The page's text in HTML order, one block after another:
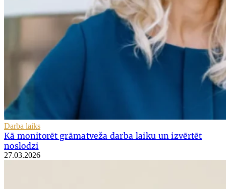
Darba laiks
Kā monitorēt grāmatveža darba laiku un izvērtēt
noslodzi
27.03.2026